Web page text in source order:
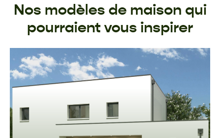
Nos modèles de maison qui
pourraient vous inspirer